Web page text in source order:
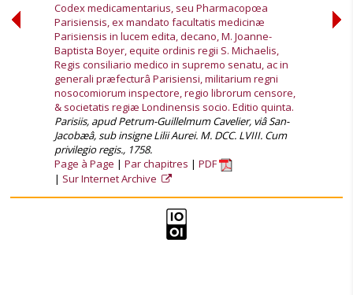
Codex medicamentarius, seu Pharmacopœa
Parisiensis, ex mandato facultatis medicinæ
Parisiensis in lucem edita, decano, M. Joanne-
Baptista Boyer, equite ordinis regii S. Michaelis,
Regis consiliario medico in supremo senatu, ac in
generali præfecturâ Parisiensi, militarium regni
nosocomiorum inspectore, regio librorum censore,
& societatis regiæ Londinensis socio. Editio quinta.
Parisiis, apud Petrum-Guillelmum Cavelier, viâ San-
Jacobæâ, sub insigne Lilii Aurei. M. DCC. LVIII. Cum
privilegio regis., 1758.
Page à Page
Par chapitres
PDF
Sur Internet Archive